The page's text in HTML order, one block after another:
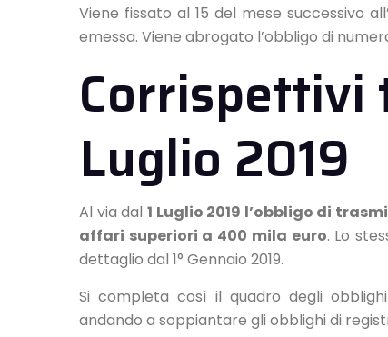
Viene fissato al 15 del mese successivo
emessa. Viene abrogato l’obbligo di
Corrispettivi
Luglio 2019
Al via dal 1 Luglio 2019 l’obbligo di
affari superiori a 400 mila euro. Lo
dettaglio dal 1° Gennaio 2019.
Si completa così il quadro degli
andando a soppiantare gli obblighi di